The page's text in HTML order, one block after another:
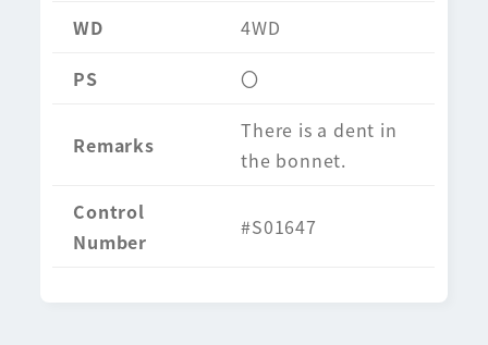
WD
4WD
PS
〇
Remarks
There is a dent in
the bonnet.
Control
Number
#S01647